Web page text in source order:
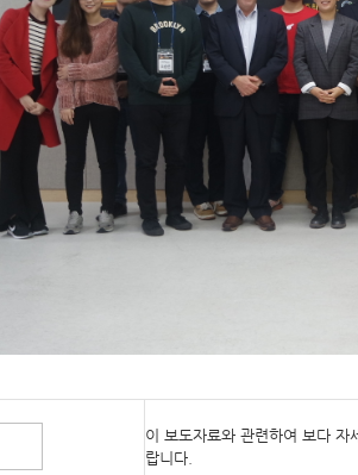
이 보도자료와 관련하여 보다
랍니다.